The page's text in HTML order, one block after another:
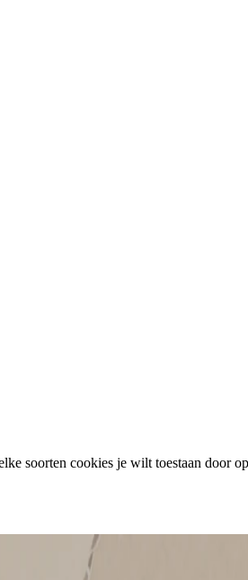
soorten cookies je wilt toestaan door